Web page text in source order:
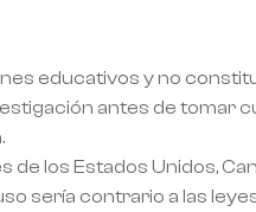
educativos y no
antes de tomar
los Estados Unidos,
sería contrario a las